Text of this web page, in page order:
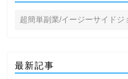
最新記事